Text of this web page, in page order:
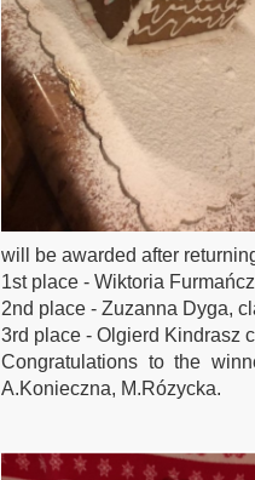
will be awarded after
1st place - Wiktoria
2nd place - Zuzanna Dyga,
3rd place - Olgierd Kindrasz
Congratulations to the
A.Konieczna, M.Rózycka.